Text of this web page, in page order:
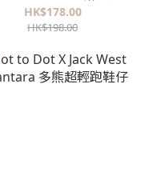
HK$178.00
HK$198.00